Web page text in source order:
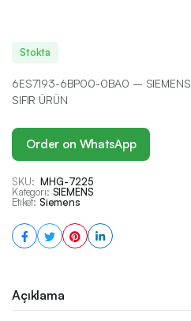
Stokta
6ES7193-6BP00-0BA0 – SIEMENS
SIFIR ÜRÜN
Order on WhatsApp
SKU: MHG-7225
Kategori: SIEMENS
Etiket: Siemens
Açıklama